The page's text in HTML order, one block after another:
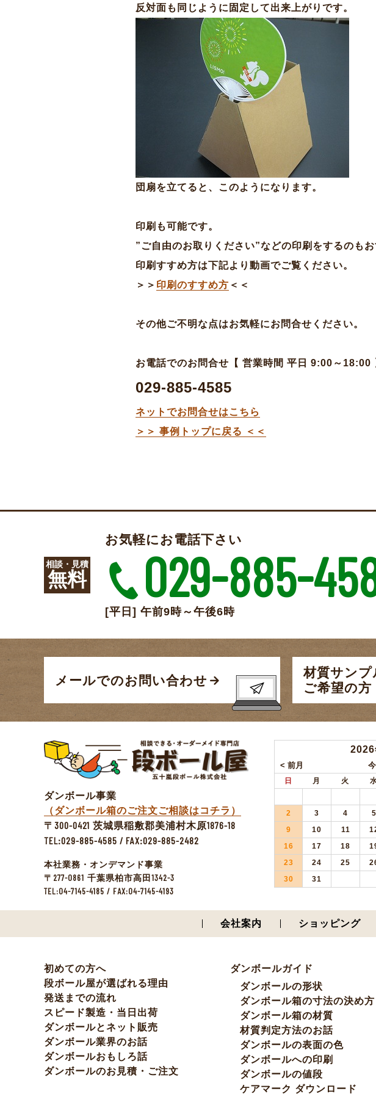
反対面も同じように固定して出来上がりです。
団扇を立てると、このようになります。
印刷も可能です。
”ご自由のお取りください”などの印刷をするのもお
印刷すすめ方は下記より動画でご覧ください。
＞＞ 印刷のすすめ方 ＜＜
その他ご不明な点はお気軽にお問合せください。
お電話でのお問合せ【 営業時間 平日 9:00～18:00
029-885-4585
ネットでお問合せはこちら
＞＞ 事例トップに戻る ＜＜
相談・見積
無料
お気軽にお電話下さい
029-885-
[平日] 午前9時～午後6時
メールでのお問い合わせ
材質サンプ
ご希望の方
ダンボール事業
（ダンボール箱のご注文ご相談はコチラ）
〒 300-0421 茨城県稲敷郡美浦村木原1876-18
TEL:029-885-4585 / FAX:029-885-2482
本社業務・オンデマンド事業
〒 277-0861 千葉県柏市高田1342-3
TEL:04-7145-4185 / FAX:04-7145-4193
2026
日 月 火
2
3 4 5
9
10 11
16
17 18
23
24 25
30
31
会社案内 ショッピング
初めての方へ
段ボール屋が選ばれる理由
発送までの流れ
スピード製造・当日出荷
ダンボールとネット販売
ダンボール業界のお話
ダンボールおもしろ話
ダンボールのお見積・ご注文
ダンボールガイド
ダンボールの形状
ダンボール箱の寸法の決め方
ダンボール箱の材質
材質判定方法のお話
ダンボールの表面の色
ダンボールへの印刷
ダンボールの値段
ケアマーク ダウンロード